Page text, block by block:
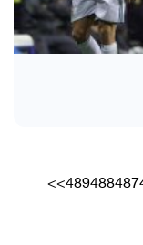
487
488
489
>>